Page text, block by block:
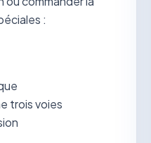
:
trois voies